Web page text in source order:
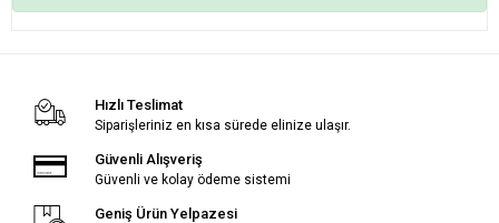
Hızlı Teslimat
Siparişleriniz en kısa sürede elinize ulaşır.
Güvenli Alışveriş
Güvenli ve kolay ödeme sistemi
Geniş Ürün Yelpazesi